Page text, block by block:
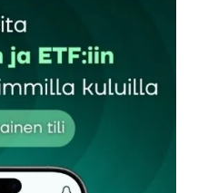
toimii ei ole osakkaita